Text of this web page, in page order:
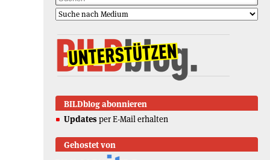
BILDblog abonnieren
Updates per E-Mail erhalten
Gehostet von